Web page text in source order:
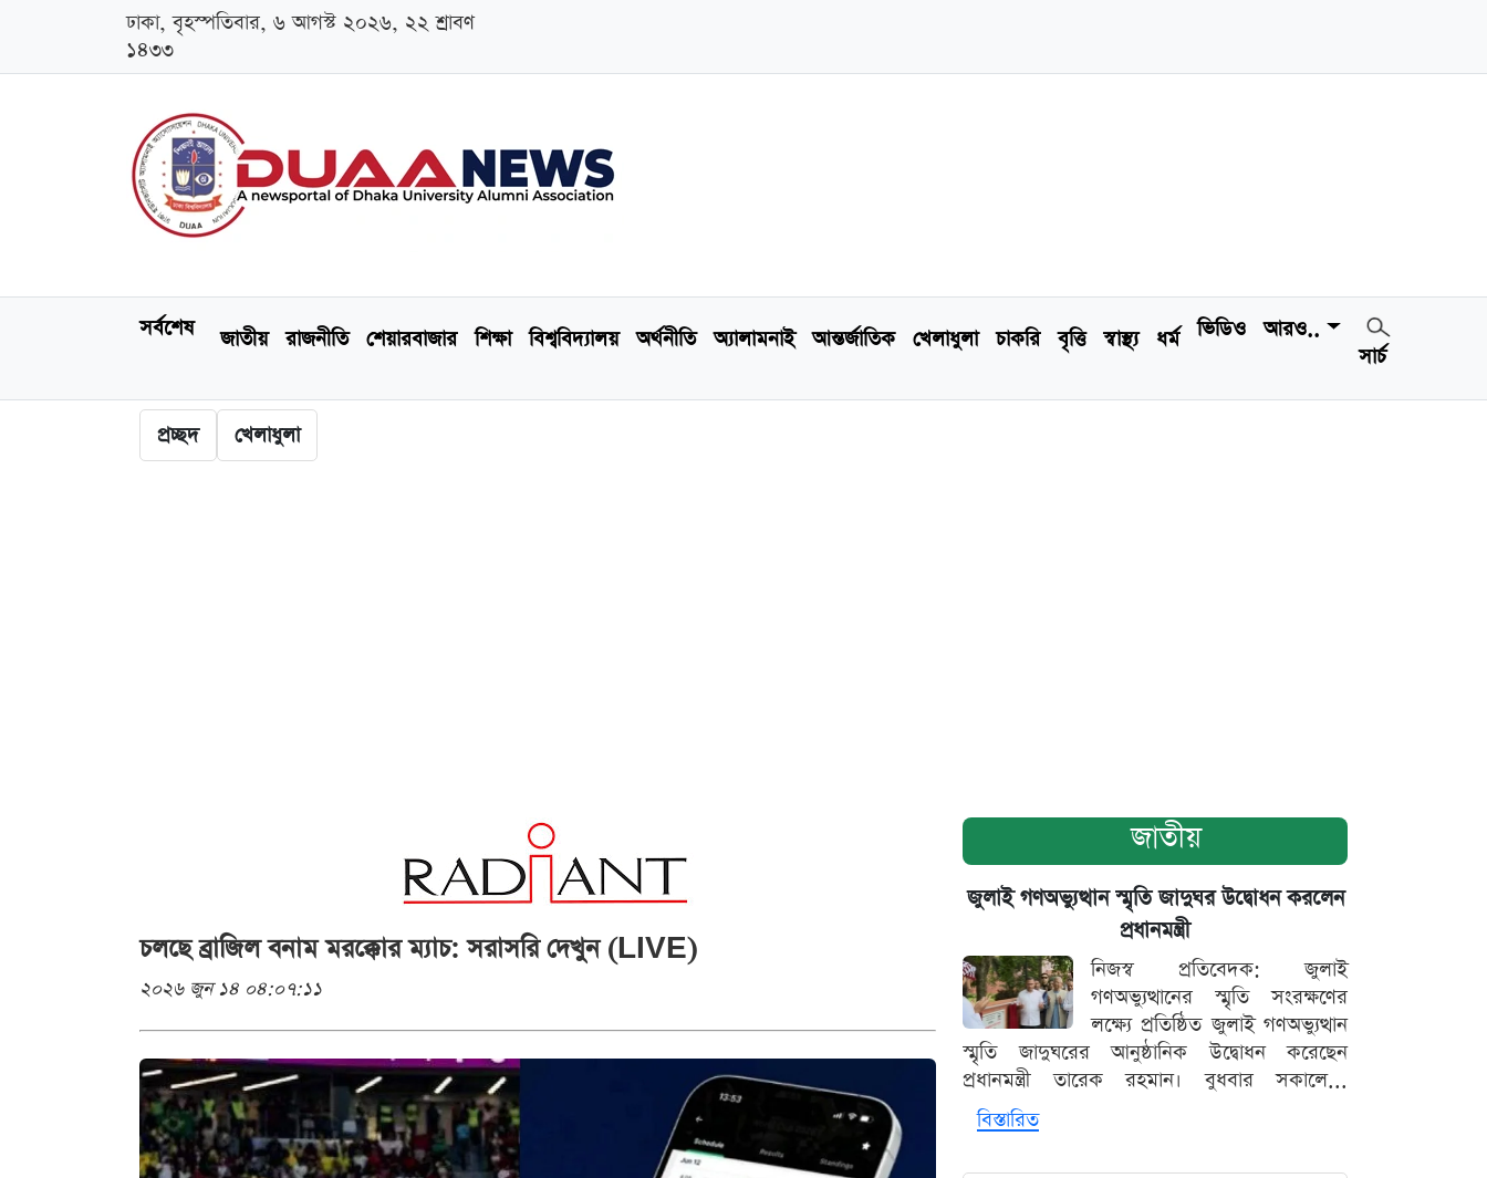
ঢাকা, বৃহস্পতিবার, ৬ আগস্ট ২০২৬, ২২ শ্রাবণ
১৪৩৩
সর্বশেষ জাতীয় রাজনীতি শেয়ারবাজার শিক্ষা বিশ্ববিদ্যালয় অর্থনীতি অ্যালামনাই আন্তর্জাতিক খেলাধুলা চাকরি বৃত্তি স্বাস্থ্য ধর্ম ভিডিও
আরও..
সার্চ
প্রচ্ছদ খেলাধুলা
চলছে ব্রাজিল বনাম মরক্কোর ম্যাচ: সরাসরি দেখুন (LIVE)
২০২৬ জুন ১৪ ০৪:০৭:১১
জাতীয়
জুলাই গণঅভ্যুত্থান স্মৃতি জাদুঘর উদ্বোধন করলেন
প্রধানমন্ত্রী
নিজস্ব প্রতিবেদক: জুলাই
গণঅভ্যুত্থানের স্মৃতি সংরক্ষণের
লক্ষ্যে প্রতিষ্ঠিত জুলাই গণঅভ্যুত্থান
স্মৃতি জাদুঘরের আনুষ্ঠানিক উদ্বোধন করেছেন
প্রধানমন্ত্রী তারেক রহমান। বুধবার সকালে...
বিস্তারিত